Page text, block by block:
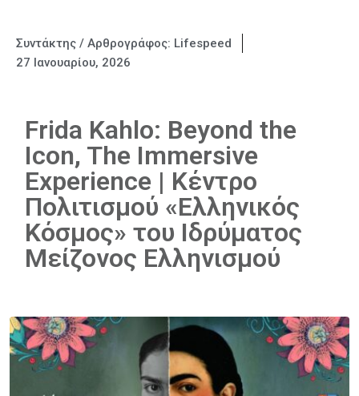
Συντάκτης / Αρθρογράφος: Lifespeed
27 Ιανουαρίου, 2026
Frida Kahlo: Beyond the
Icon, The Immersive
Experience | Κέντρο
Πολιτισμού «Ελληνικός
Κόσμος» του Ιδρύματος
Μείζονος Ελληνισμού